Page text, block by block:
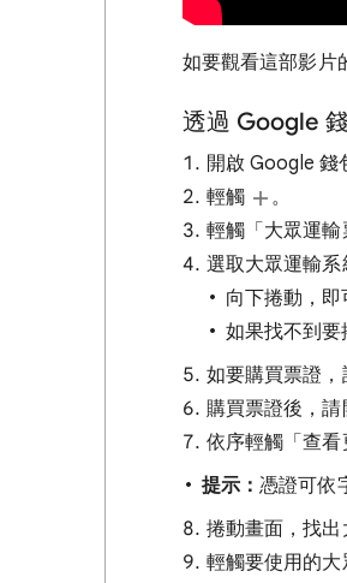
如要觀看這部影片
透過 Google
開啟 Google 錢
輕觸
。
輕觸「大眾運輸
選取大眾運輸系
向下捲動，即
如果找不到要
如要購買票證，
購買票證後，請
依序輕觸「查看
提示：憑證可依
捲動畫面，找出
輕觸要使用的大